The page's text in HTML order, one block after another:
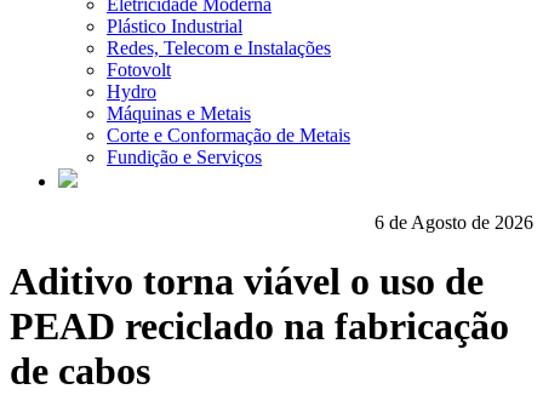
Eletricidade Moderna
Plástico Industrial
Redes, Telecom e Instalações
Fotovolt
Hydro
Máquinas e Metais
Corte e Conformação de Metais
Fundição e Serviços
6 de Agosto de 2026
Aditivo torna viável o uso de
PEAD reciclado na fabricação
de cabos